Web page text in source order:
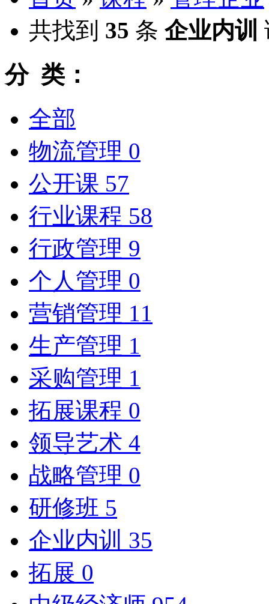
共找到 35 条 企业内训
分 类：
全部
物流管理 0
公开课 57
行业课程 58
行政管理 9
个人管理 0
营销管理 11
生产管理 1
采购管理 1
拓展课程 0
领导艺术 4
战略管理 0
研修班 5
企业内训 35
拓展 0